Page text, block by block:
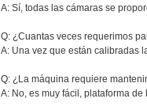
A: Sí, todas las cámaras se
Q: ¿Cuantas veces requerimos
A: Una vez que están calibradas
Q: ¿La máquina requiere
A: No, es muy fácil, plataforma